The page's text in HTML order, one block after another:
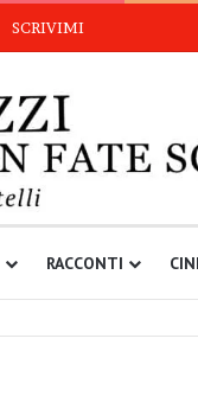
SCRIVIMI
RACCONTI